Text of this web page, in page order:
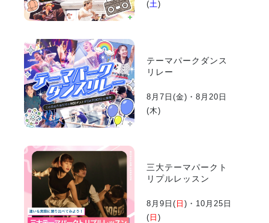
(土)
テーマパークダンス
リレー
8月7日(金)・8月20日
(木)
三大テーマパークト
リプルレッスン
8月9日( 日 )・10月25日
( 日 )